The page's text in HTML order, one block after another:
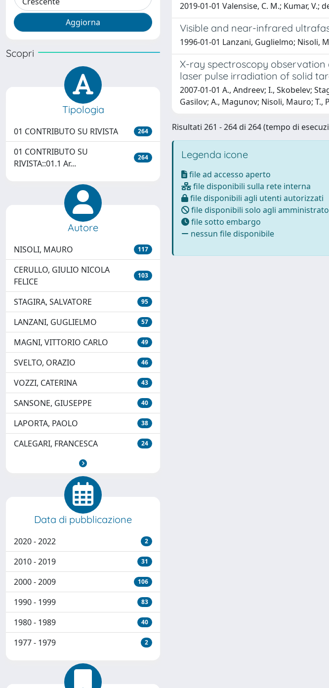
2019-01-01 Valensise, C. M.; Kumar, V.;
Visible and near-infrared
1996-01-01 Lanzani, Guglielmo; Nisoli,
X-ray spectroscopy
laser pulse irradiation of solid
2007-01-01 A., Andreev; I., Skobelev;
Gasilov; A., Magunov; Nisoli, Mauro; T.,
Risultati 261 - 264 di 264 (tempo di
Legenda icone
file ad accesso aperto
file disponibili sulla rete interna
file disponibili agli utenti autorizzati
file disponibili solo agli
file sotto embargo
nessun file disponibile
Scopri
Tipologia
01 CONTRIBUTO SU RIVISTA 264
01 CONTRIBUTO SU
RIVISTA::01.1 Ar...
264
Autore
NISOLI, MAURO 117
CERULLO, GIULIO NICOLA
FELICE
103
STAGIRA, SALVATORE 95
LANZANI, GUGLIELMO 57
MAGNI, VITTORIO CARLO 49
SVELTO, ORAZIO 46
VOZZI, CATERINA 43
SANSONE, GIUSEPPE 40
LAPORTA, PAOLO 38
CALEGARI, FRANCESCA 24
Data di pubblicazione
2020 - 2022 2
2010 - 2019 31
2000 - 2009 106
1990 - 1999 83
1980 - 1989 40
1977 - 1979 2